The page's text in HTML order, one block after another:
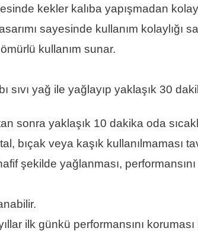
kekler kalıba yapışmadan
sayesinde kullanım kolaylığı
kullanım sunar.
sıvı yağ ile yağlayıp yaklaşık 30
sonra yaklaşık 10 dakika oda
bıçak veya kaşık kullanılmaması
şekilde yağlanması, performansını
ilk günkü performansını